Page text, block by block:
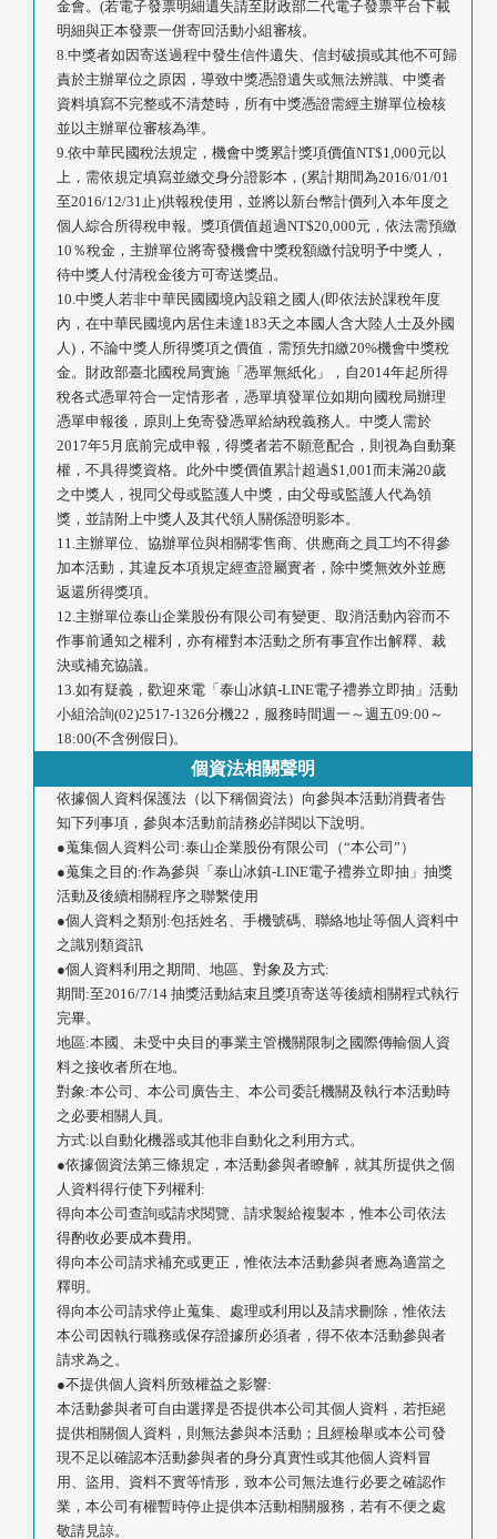
金會。(若電子發票明細遺失請至財政部二代電子發票平台下載
明細與正本發票一併寄回活動小組審核。
8.中獎者如因寄送過程中發生信件遺失、信封破損或其他不可歸
責於主辦單位之原因，導致中獎憑證遺失或無法辨識、中獎者
資料填寫不完整或不清楚時，所有中獎憑證需經主辦單位檢核
並以主辦單位審核為準。
9.依中華民國稅法規定，機會中獎累計獎項價值NT$1,000元以
上，需依規定填寫並繳交身分證影本，(累計期間為2016/01/01
至2016/12/31止)供報稅使用，並將以新台幣計價列入本年度之
個人綜合所得稅申報。獎項價值超過NT$20,000元，依法需預繳
10％稅金，主辦單位將寄發機會中獎稅額繳付說明予中獎人，
待中獎人付清稅金後方可寄送獎品。
10.中獎人若非中華民國國境內設籍之國人(即依法於課稅年度
內，在中華民國境內居住未達183天之本國人含大陸人士及外國
人)，不論中獎人所得獎項之價值，需預先扣繳20%機會中獎稅
金。財政部臺北國稅局實施「憑單無紙化」，自2014年起所得
稅各式憑單符合一定情形者，憑單填發單位如期向國稅局辦理
憑單申報後，原則上免寄發憑單給納稅義務人。中獎人需於
2017年5月底前完成申報，得獎者若不願意配合，則視為自動棄
權，不具得獎資格。此外中獎價值累計超過$1,001而未滿20歲
之中獎人，視同父母或監護人中獎，由父母或監護人代為領
獎，並請附上中獎人及其代領人關係證明影本。
11.主辦單位、協辦單位與相關零售商、供應商之員工均不得參
加本活動，其違反本項規定經查證屬實者，除中獎無效外並應
返還所得獎項。
12.主辦單位泰山企業股份有限公司有變更、取消活動內容而不
作事前通知之權利，亦有權對本活動之所有事宜作出解釋、裁
決或補充協議。
13.如有疑義，歡迎來電「泰山冰鎮-LINE電子禮券立即抽」活動
小組洽詢(02)2517-1326分機22，服務時間週一～週五09:00～
18:00(不含例假日)。
個資法相關聲明
依據個人資料保護法（以下稱個資法）向參與本活動消費者告
知下列事項，參與本活動前請務必詳閱以下說明。
●蒐集個人資料公司:泰山企業股份有限公司（“本公司”）
●蒐集之目的:作為參與「泰山冰鎮-LINE電子禮券立即抽」抽獎
活動及後續相關程序之聯繫使用
●個人資料之類別:包括姓名、手機號碼、聯絡地址等個人資料中
之識別類資訊
●個人資料利用之期間、地區、對象及方式:
期間:至2016/7/14 抽獎活動結束且獎項寄送等後續相關程式執行
完畢。
地區:本國、未受中央目的事業主管機關限制之國際傳輸個人資
料之接收者所在地。
對象:本公司、本公司廣告主、本公司委託機關及執行本活動時
之必要相關人員。
方式:以自動化機器或其他非自動化之利用方式。
●依據個資法第三條規定，本活動參與者瞭解，就其所提供之個
人資料得行使下列權利:
得向本公司查詢或請求閱覽、請求製給複製本，惟本公司依法
得酌收必要成本費用。
得向本公司請求補充或更正，惟依法本活動參與者應為適當之
釋明。
得向本公司請求停止蒐集、處理或利用以及請求刪除，惟依法
本公司因執行職務或保存證據所必須者，得不依本活動參與者
請求為之。
●不提供個人資料所致權益之影響:
本活動參與者可自由選擇是否提供本公司其個人資料，若拒絕
提供相關個人資料，則無法參與本活動；且經檢舉或本公司發
現不足以確認本活動參與者的身分真實性或其他個人資料冒
用、盜用、資料不實等情形，致本公司無法進行必要之確認作
業，本公司有權暫時停止提供本活動相關服務，若有不便之處
敬請見諒。